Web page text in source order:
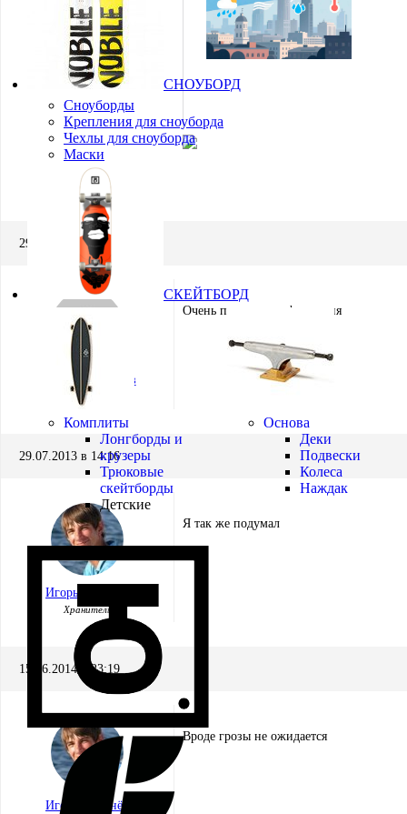
СНОУБОРД
Сноуборды
Крепления для сноуборда
Чехлы для сноуборда
Маски
СКЕЙТБОРД
Комплиты
Лонгборды и
крузеры
Трюковые
скейтборды
Детские
Основа
Деки
Подвески
Колеса
Наждак
29.07.2013 в 14:14
Петр Кожевников
Участник
Очень полезная информация
29.07.2013 в 14:16
Игорь Кремнёв
Хранитель
Я так же подумал
15.06.2014 в 23:19
Игорь Кремнёв
Вроде грозы не ожидается